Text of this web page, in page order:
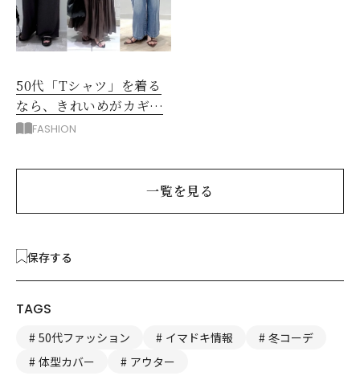
50代「Tシャツ」を着る
なら、きれいめがカギ！
部屋着に見えないコツ
FASHION
一覧を見る
保存する
TAGS
50代ファッション イマドキ情報
冬コーデ
体型カバー
アウター